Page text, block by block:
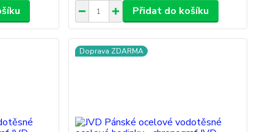
Přidat do košíku
Doprava ZDARMA